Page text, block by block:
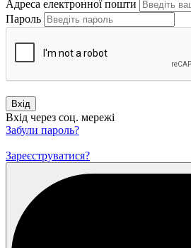
Адреса електронної пошти
Пароль
Вхід
Вхід через соц. мережі
Забули пароль?
Зареєструватися?